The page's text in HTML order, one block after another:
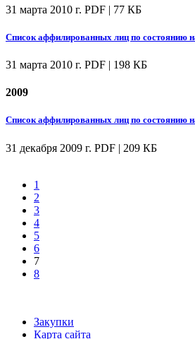
31 марта 2010 г. PDF | 77 КБ
Список аффилированных лиц по состоянию
31 марта 2010 г. PDF | 198 КБ
2009
Список аффилированных лиц по состоянию
31 декабря 2009 г. PDF | 209 КБ
1
2
3
4
5
6
7
8
Закупки
Карта сайта